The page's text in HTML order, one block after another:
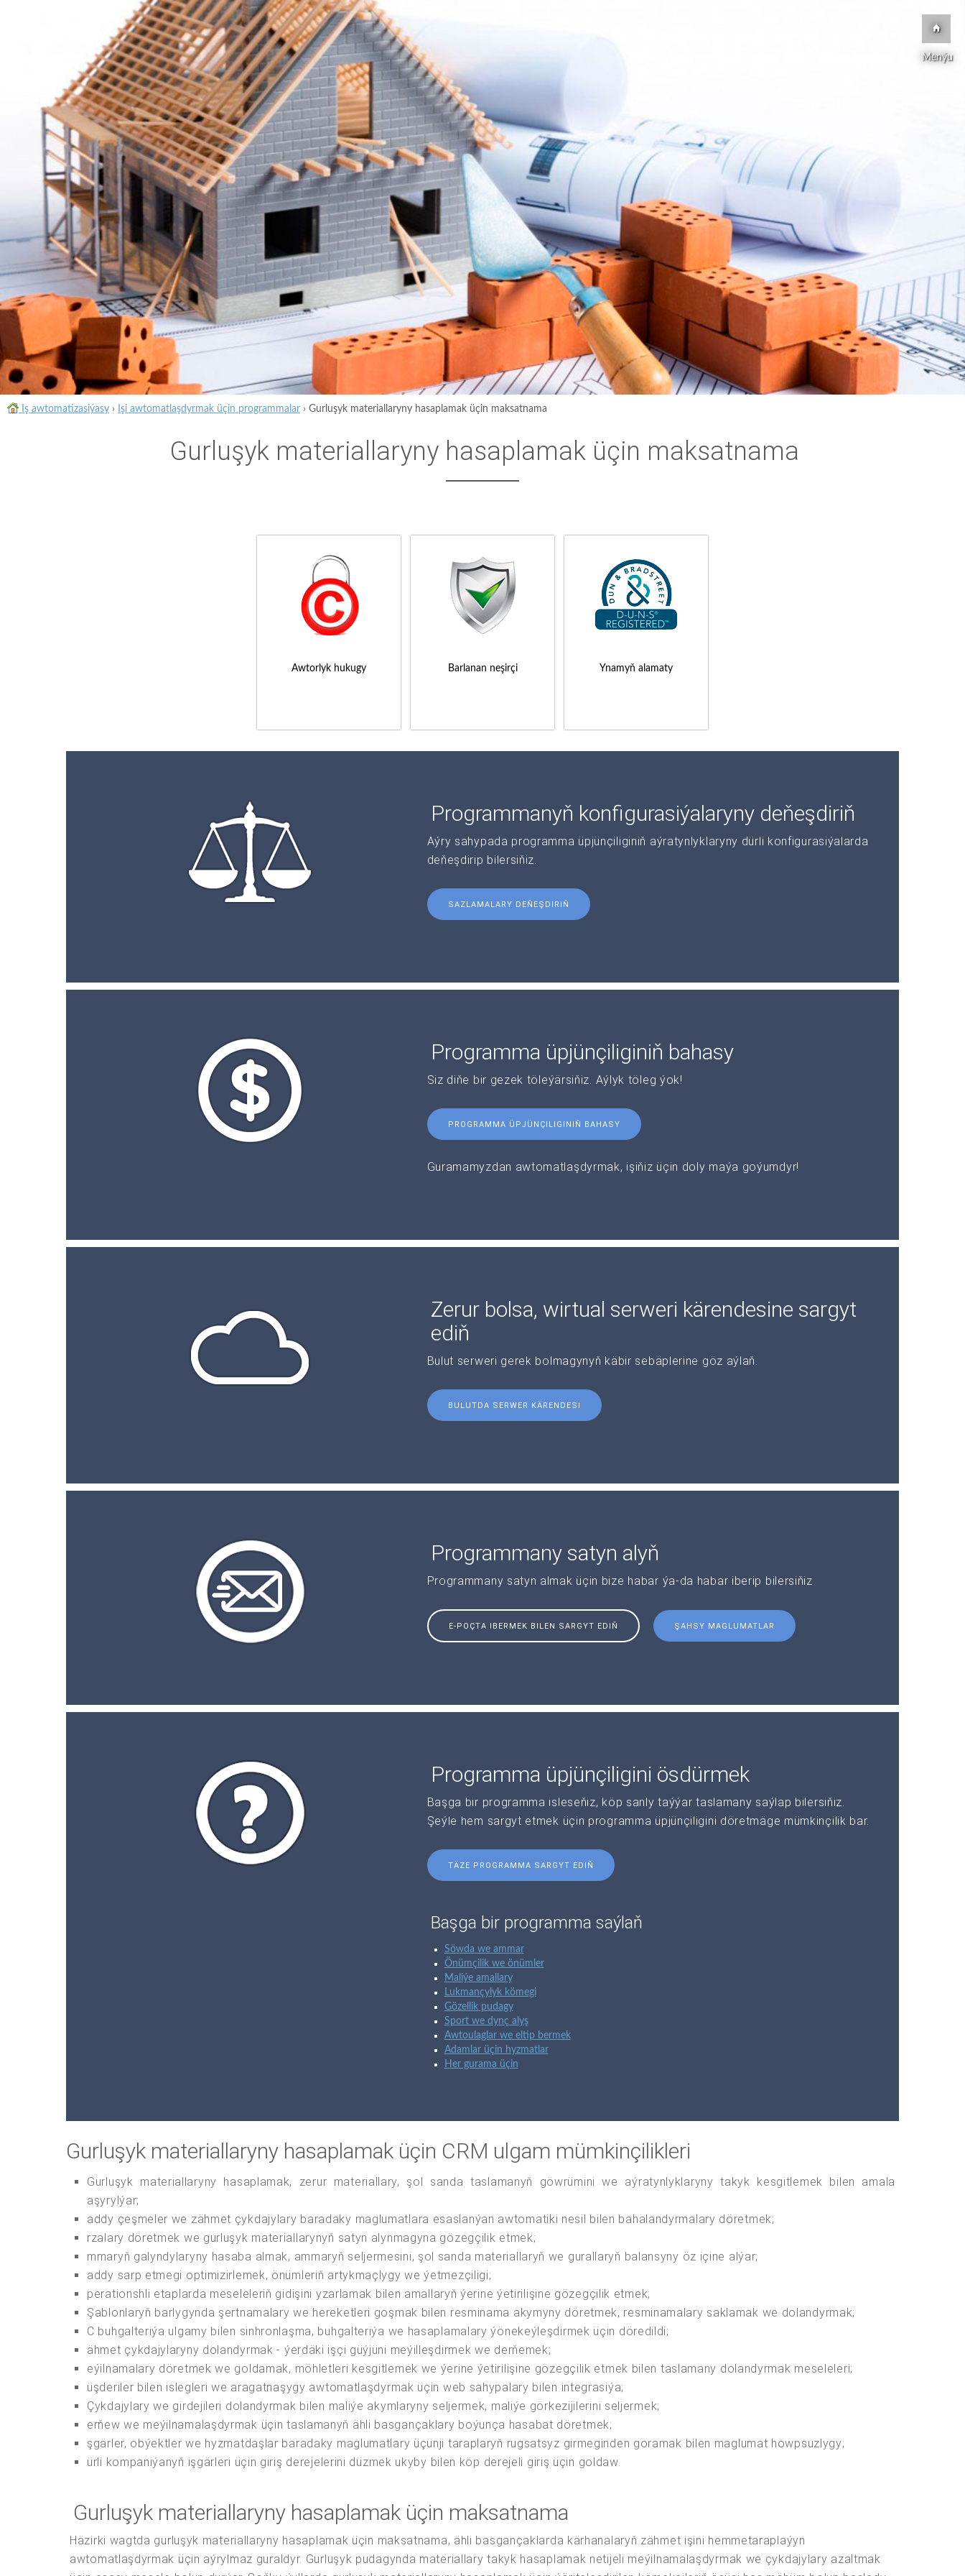
Menýu
Iş awtomatizasiýasy › Işi awtomatlaşdyrmak üçin programmalar › Gurluşyk materiallaryny hasaplamak üçin maksatnama
Gurluşyk materiallaryny hasaplamak üçin maksatnama
Awtorlyk hukugy Barlanan neşirçi Ynamyň alamaty
Programmanyň konfigurasiýalaryny deňeşdiriň
Aýry sahypada programma üpjünçiliginiň aýratynlyklaryny dürli konfigurasiýalarda
deňeşdirip bilersiňiz.
SAZLAMALARY DEŇEŞDIRIŇ
Programma üpjünçiliginiň bahasy
Siz diňe bir gezek töleýärsiňiz. Aýlyk töleg ýok!
PROGRAMMA ÜPJÜNÇILIGINIŇ BAHASY
Guramamyzdan awtomatlaşdyrmak, işiňiz üçin doly maýa goýumdyr!
Zerur bolsa, wirtual serweri kärendesine sargyt
ediň
Bulut serweri gerek bolmagynyň käbir sebäplerine göz aýlaň.
BULUTDA SERWER KÄRENDESI
Programmany satyn alyň
Programmany satyn almak üçin bize habar ýa-da habar iberip bilersiňiz
E-POÇTA IBERMEK BILEN SARGYT EDIŇ ŞAHSY MAGLUMATLAR
Programma üpjünçiligini ösdürmek
Başga bir programma isleseňiz, köp sanly taýýar taslamany saýlap bilersiňiz.
Şeýle hem sargyt etmek üçin programma üpjünçiligini döretmäge mümkinçilik bar.
TÄZE PROGRAMMA SARGYT EDIŇ
Başga bir programma saýlaň
Söwda we ammar
Önümçilik we önümler
Maliýe amallary
Lukmançylyk kömegi
Gözellik pudagy
Sport we dynç alyş
Awtoulaglar we eltip bermek
Adamlar üçin hyzmatlar
Her gurama üçin
Gurluşyk materiallaryny hasaplamak üçin CRM ulgam mümkinçilikleri
Gurluşyk materiallaryny hasaplamak, zerur materiallary, şol sanda taslamanyň göwrümini we aýratynlyklaryny takyk kesgitlemek bilen amala
aşyrylýar;
addy çeşmeler we zähmet çykdajylary baradaky maglumatlara esaslanýan awtomatiki nesil bilen bahalandyrmalary döretmek;
rzalary döretmek we gurluşyk materiallarynyň satyn alynmagyna gözegçilik etmek;
mmaryň galyndylaryny hasaba almak, ammaryň seljermesini, şol sanda materiallaryň we gurallaryň balansyny öz içine alýar;
addy sarp etmegi optimizirlemek, önümleriň artykmaçlygy we ýetmezçiligi;
perationshli etaplarda meseleleriň gidişini yzarlamak bilen amallaryň ýerine ýetirilişine gözegçilik etmek;
Şablonlaryň barlygynda şertnamalary we hereketleri goşmak bilen resminama akymyny döretmek, resminamalary saklamak we dolandyrmak;
C buhgalteriýa ulgamy bilen sinhronlaşma, buhgalteriýa we hasaplamalary ýönekeýleşdirmek üçin döredildi;
ähmet çykdajylaryny dolandyrmak - ýerdäki işçi güýjüni meýilleşdirmek we derňemek;
eýilnamalary döretmek we goldamak, möhletleri kesgitlemek we ýerine ýetirilişine gözegçilik etmek bilen taslamany dolandyrmak meseleleri;
üşderiler bilen islegleri we aragatnaşygy awtomatlaşdyrmak üçin web sahypalary bilen integrasiýa;
Çykdajylary we girdejileri dolandyrmak bilen maliýe akymlaryny seljermek, maliýe görkezijilerini seljermek;
erňew we meýilnamalaşdyrmak üçin taslamanyň ähli basgançaklary boýunça hasabat döretmek;
şgärler, obýektler we hyzmatdaşlar baradaky maglumatlary üçünji taraplaryň rugsatsyz girmeginden goramak bilen maglumat howpsuzlygy;
ürli kompaniýanyň işgärleri üçin giriş derejelerini düzmek ukyby bilen köp derejeli giriş üçin goldaw.
Gurluşyk materiallaryny hasaplamak üçin maksatnama
Häzirki wagtda gurluşyk materiallaryny hasaplamak üçin maksatnama, ähli basgançaklarda kärhanalaryň zähmet işini hemmetaraplaýyn
awtomatlaşdyrmak üçin aýrylmaz guraldyr. Gurluşyk pudagynda materiallary takyk hasaplamak netijeli meýilnamalaşdyrmak we çykdajylary azaltmak